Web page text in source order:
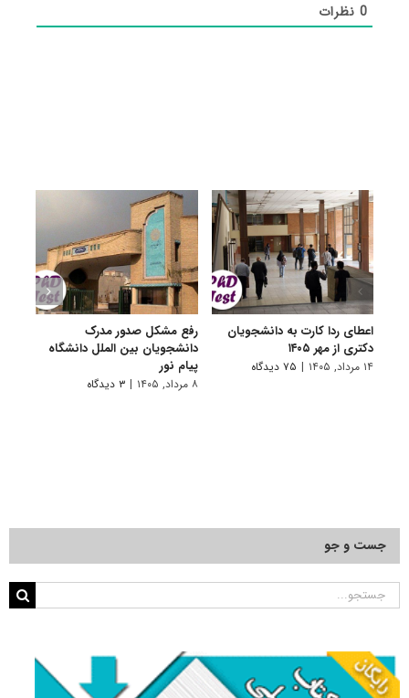
0نظرات
اعطای ردا کارت به دانشجویان
دکتری از مهر ۱۴۰۵
۱۴ مرداد, ۱۴۰۵ | ۷۵ دیدگاه
رفع مشکل صدور مدرک
دانشجویان بین الملل دانشگاه
پیام نور
۸ مرداد, ۱۴۰۵ | ۳ دیدگاه
جست و جو
جستجو